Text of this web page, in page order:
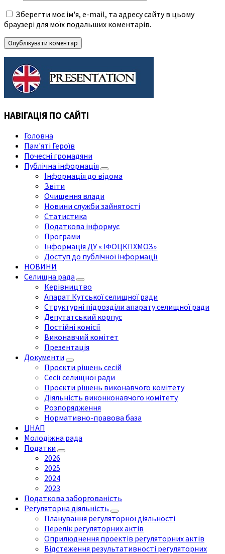
Зберегти моє ім'я, e-mail, та адресу сайту в цьому
браузері для моїх подальших коментарів.
НАВІГАЦІЯ ПО САЙТІ
Головна
Пам'яті Героїв
Почесні громадяни
Публічна інформація
Інформація до відома
Звіти
Очищення влади
Новини служби зайнятості
Статистика
Податкова інформує
Програми
Інформація ДУ « ІФОЦКПХМОЗ»
Доступ до публічної інформації
НОВИНИ
Селищна рада
Керівництво
Апарат Кутської селищної ради
Структурні підрозділи апарату селищної ради
Депутатський корпус
Постійні комісії
Виконавчий комітет
Презентація
Документи
Проєкти рішень сесій
Сесії селищної ради
Проєкти рішень виконавчого комітету
Діяльність виконконавчого комітету
Розпорядження
Нормативно-правова база
ЦНАП
Молодіжна рада
Податки
2026
2025
2024
2023
Податкова заборгованість
Регуляторна діяльність
Планування регуляторної діяльності
Перелік регуляторних актів
Оприлюднення проектів регуляторних актів
Відстеження результативності регуляторних